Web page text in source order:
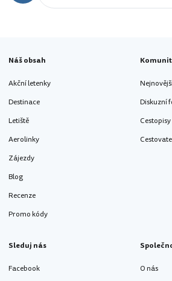
Náš obsah
Akční letenky
Destinace
Letiště
Aerolinky
Zájezdy
Blog
Recenze
Promo kódy
Diskuzní
Cestopisy
Sleduj nás
Facebook O nás